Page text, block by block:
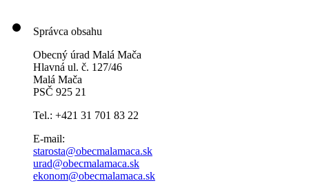
Správca obsahu
Obecný úrad Malá Mača
Hlavná ul. č. 127/46
Malá Mača
PSČ 925 21
Tel.: +421 31 701 83 22
E-mail:
starosta@obecmalamaca.sk
urad@obecmalamaca.sk
ekonom@obecmalamaca.sk